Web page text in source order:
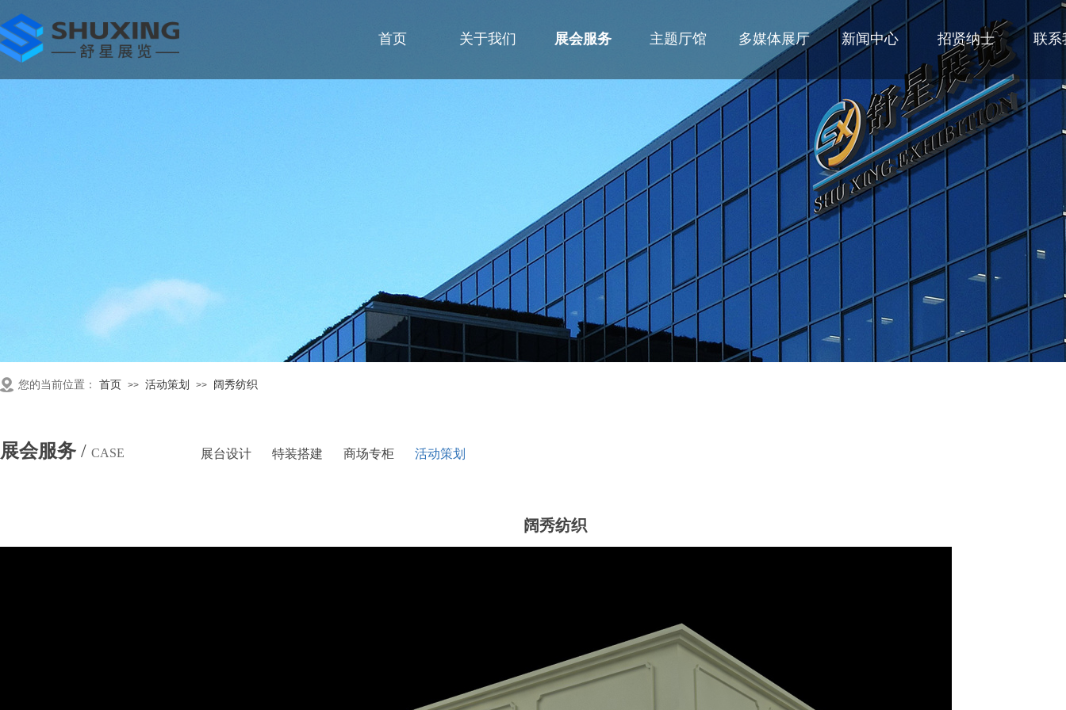
首页 关于我们 展会服务 主题厅馆 多媒体展厅 新闻中心 招贤纳士 联系
您的当前位置： 首页 >> 活动策划 >> 阔秀纺织
展台设计 特装搭建 商场专柜 活动策划
展会服务 / CASE
阔秀纺织